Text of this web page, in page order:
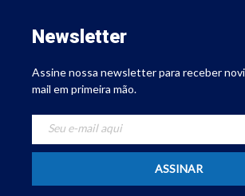
Newsletter
Assine nossa newsletter para receber
mail em primeira mão.